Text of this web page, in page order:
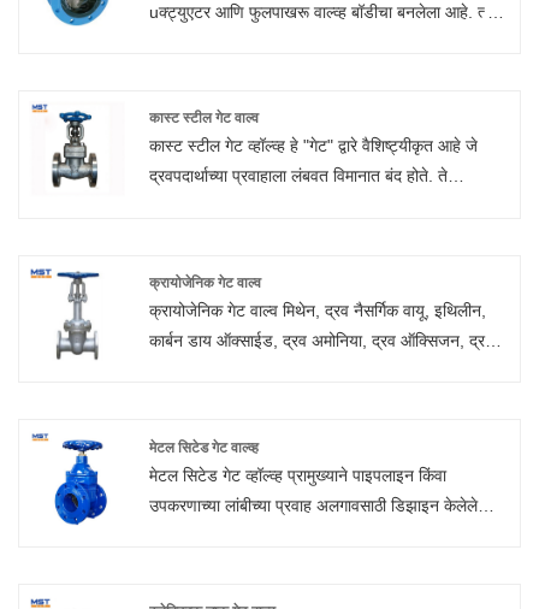
uक्ट्युएटर आणि फुलपाखरू वाल्व्ह बॉडीचा बनलेला आहे. त्याचे
कास्ट स्टील गेट वाल्व
कास्ट स्टील गेट व्हॉल्व्ह हे "गेट" द्वारे वैशिष्ट्यीकृत आहे जे
द्रवपदार्थाच्या प्रवाहाला लंबवत विमानात बंद होते. ते
क्रायोजेनिक गेट वाल्व
क्रायोजेनिक गेट वाल्व मिथेन, द्रव नैसर्गिक वायू, इथिलीन,
कार्बन डाय ऑक्साईड, द्रव अमोनिया, द्रव ऑक्सिजन, द्रव
मेटल सिटेड गेट वाल्व्ह
मेटल सिटेड गेट व्हॉल्व्ह प्रामुख्याने पाइपलाइन किंवा
उपकरणाच्या लांबीच्या प्रवाह अलगावसाठी डिझाइन केलेले